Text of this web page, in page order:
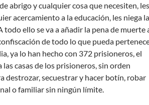
abrigo y cualquier cosa que necesiten, les
acercamiento a la educación, les niega
ello se va a añadir la pena de muerte
de todo lo que pueda
ya lo han hecho con 372 prisioneros, el
casas de los prisioneros, sin orden
destrozar, secuestrar y hacer botín, robar
o familiar sin ningún límite.